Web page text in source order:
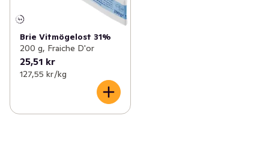
Brie Vitmögelost 31%
200 g, Fraiche D'or
25,51 kr
127,55 kr /kg